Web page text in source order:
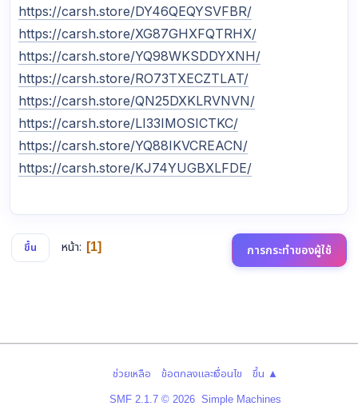
https://carsh.store/DY46QEQYSVFBR/
https://carsh.store/XG87GHXFQTRHX/
https://carsh.store/YQ98WKSDDYXNH/
https://carsh.store/RO73TXECZTLAT/
https://carsh.store/QN25DXKLRVNVN/
https://carsh.store/LI33IMOSICTKC/
https://carsh.store/YQ88IKVCREACN/
https://carsh.store/KJ74YUGBXLFDE/
ขึ้น หน้า 1 การกระทำของผู้ใช้
ช่วยเหลือ ข้อตกลงและเงื่อนไข ขึ้น ▲
SMF 2.1.7 © 2026, Simple Machines